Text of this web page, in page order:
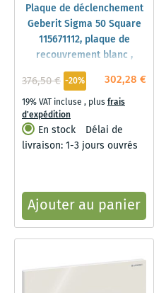
Plaque de déclenchement
Geberit Sigma 50 Square
115671112, plaque de
recouvrement blanc ,
plaque/bouton noir
chromé, pour double
chasse
302,28 €
376,50 € -20%
19% VAT incluse , plusfrais
d'expédition
En stock
Délai de
livraison: 1-3 jours ouvrés
Ajouter au panier